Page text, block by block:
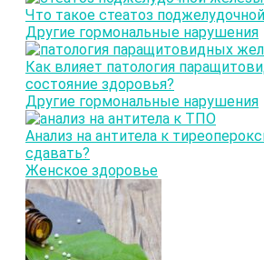
Что такое стеатоз
Другие гормональные нарушения
Как влияет патология
состояние здоровья?
Другие гормональные нарушения
Анализ на антитела к
сдавать?
Женское здоровье